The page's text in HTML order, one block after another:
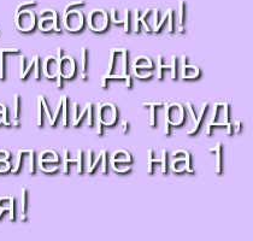
День
Мир, труд,
на 1